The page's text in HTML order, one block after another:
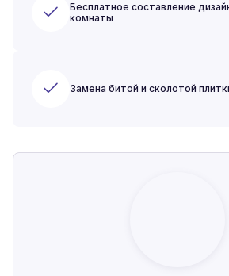
Бесплатное составление
комнаты
Замена битой и сколотой